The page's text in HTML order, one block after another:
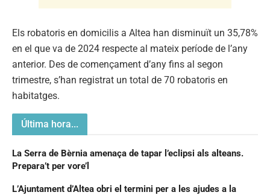
Els robatoris en domicilis a Altea han disminuït un 35,78%
en el que va de 2024 respecte al mateix període de l’any
anterior. Des de començament d’any fins al segon
trimestre, s’han registrat un total de 70 robatoris en
habitatges.
Última hora...
La Serra de Bèrnia amenaça de tapar l’eclipsi als alteans.
Prepara’t per vore’l
L’Ajuntament d’Altea obri el termini per a les ajudes a la